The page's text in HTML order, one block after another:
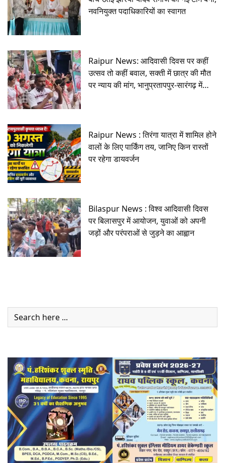
नवनियुक्त पदाधिकारियों का स्वागत
Raipur News: आदिवासी दिवस पर कहीं
उत्सव तो कहीं बवाल, सक्ती में छात्र की मौत
पर न्याय की मांग, भानुप्रतापपुर-सारंगढ़ में
Raipur News : तिरंगा यात्रा में शामिल होने
वालों के लिए पार्किंग तय, जानिए किन रास्तों
पर रहेगा डायवर्जन
Bilaspur News : विश्व आदिवासी दिवस
पर बिलासपुर में आयोजन, युवाओं को अपनी
जड़ों और परंपराओं से जुड़ने का आह्वान